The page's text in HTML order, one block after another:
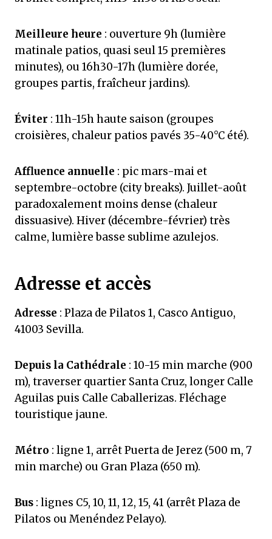
Meilleure heure : ouverture 9h (lumière
matinale patios, quasi seul 15 premières
minutes), ou 16h30-17h (lumière dorée,
groupes partis, fraîcheur jardins).
Éviter : 11h-15h haute saison (groupes
croisières, chaleur patios pavés 35-40°C été).
Affluence annuelle : pic mars-mai et
septembre-octobre (city breaks). Juillet-août
paradoxalement moins dense (chaleur
dissuasive). Hiver (décembre-février) très
calme, lumière basse sublime azulejos.
Adresse et accès
Adresse : Plaza de Pilatos 1, Casco Antiguo,
41003 Sevilla.
Depuis la Cathédrale : 10-15 min marche (900
m), traverser quartier Santa Cruz, longer Calle
Aguilas puis Calle Caballerizas. Fléchage
touristique jaune.
Métro : ligne 1, arrêt Puerta de Jerez (500 m, 7
min marche) ou Gran Plaza (650 m).
Bus : lignes C5, 10, 11, 12, 15, 41 (arrêt Plaza de
Pilatos ou Menéndez Pelayo).